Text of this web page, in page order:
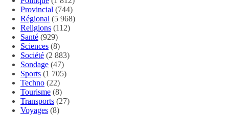
Provincial (744)
Régional (5 968)
Religions (112)
Santé (929)
Sciences (8)
Société (2 883)
Sondage (47)
Sports (1 705)
Techno (22)
Tourisme (8)
Transports (27)
Voyages (8)